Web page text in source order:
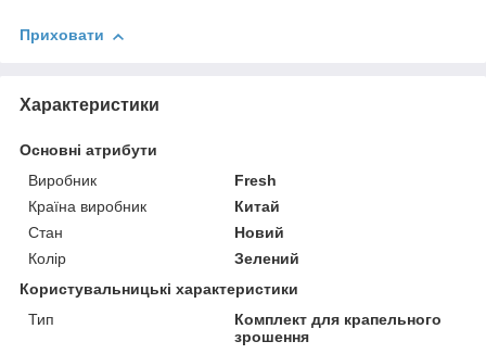
Приховати
Характеристики
Основні атрибути
Виробник
Fresh
Країна виробник
Китай
Стан
Новий
Колір
Зелений
Користувальницькі характеристики
Тип
Комплект для крапельного
зрошення